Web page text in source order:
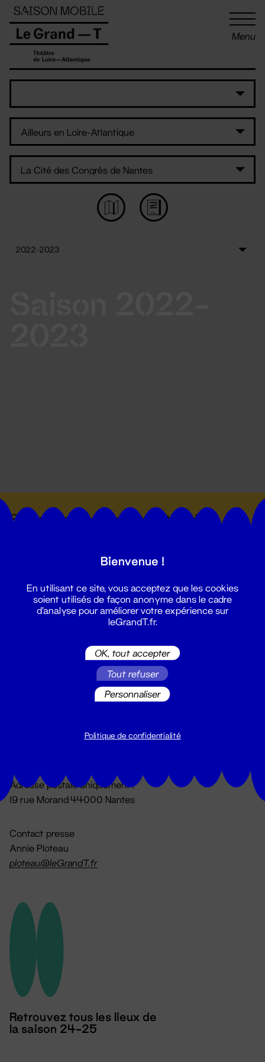
Menu
Suivez toutes les actualités du
Du lundi au vendredi 14h → 18h
Adresse postale uniquement :
19 rue Morand 44000 Nantes
Contact presse
Annie Ploteau
ploteau@leGrandT.fr
Retrouvez tous les lieux de
la saison 24-25
Panneau de gestion des cookies
Bienvenue !
En utilisant ce site, vous acceptez que les cookies
soient utilisés de façon anonyme dans le cadre
d'analyse pour améliorer votre expérience sur
leGrandT.fr.
OK, tout accepter
Tout refuser
Personnaliser
Politique de confidentialité